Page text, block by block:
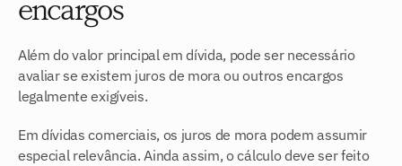
encargos
Além do valor principal em dívida, pode ser necessário
avaliar se existem juros de mora ou outros encargos
legalmente exigíveis.
Em dívidas comerciais, os juros de mora podem assumir
especial relevância. Ainda assim, o cálculo deve ser feito